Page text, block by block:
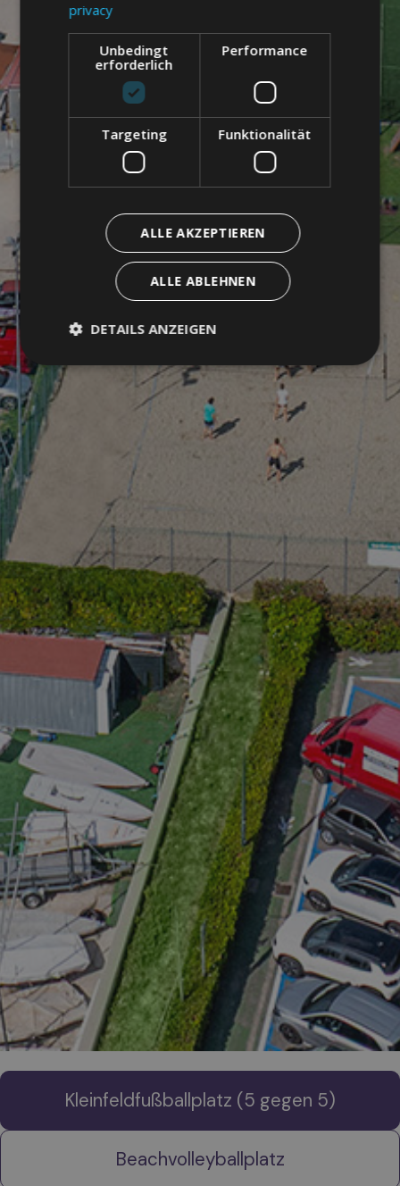
Kleinfeldfußballplatz (5 gegen 5)
Beachvolleyballplatz
privacy
Unbedingt
erforderlich
Performance
Targeting Funktionalität
ALLE AKZEPTIEREN
ALLE ABLEHNEN
DETAILS ANZEIGEN